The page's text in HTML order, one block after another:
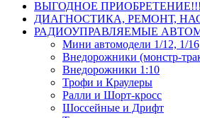
ВЫГОДНОЕ ПРИОБРЕТЕНИЕ!!!
ДИАГНОСТИКА, РЕМОНТ,
РАДИОУПРАВЛЯЕМЫЕ
Мини автомодели 1/12, 1/
Внедорожники (монстр-
Внедорожники 1:10
Трофи и Краулеры
Ралли и Шорт-кросс
Шоссейные и Дрифт